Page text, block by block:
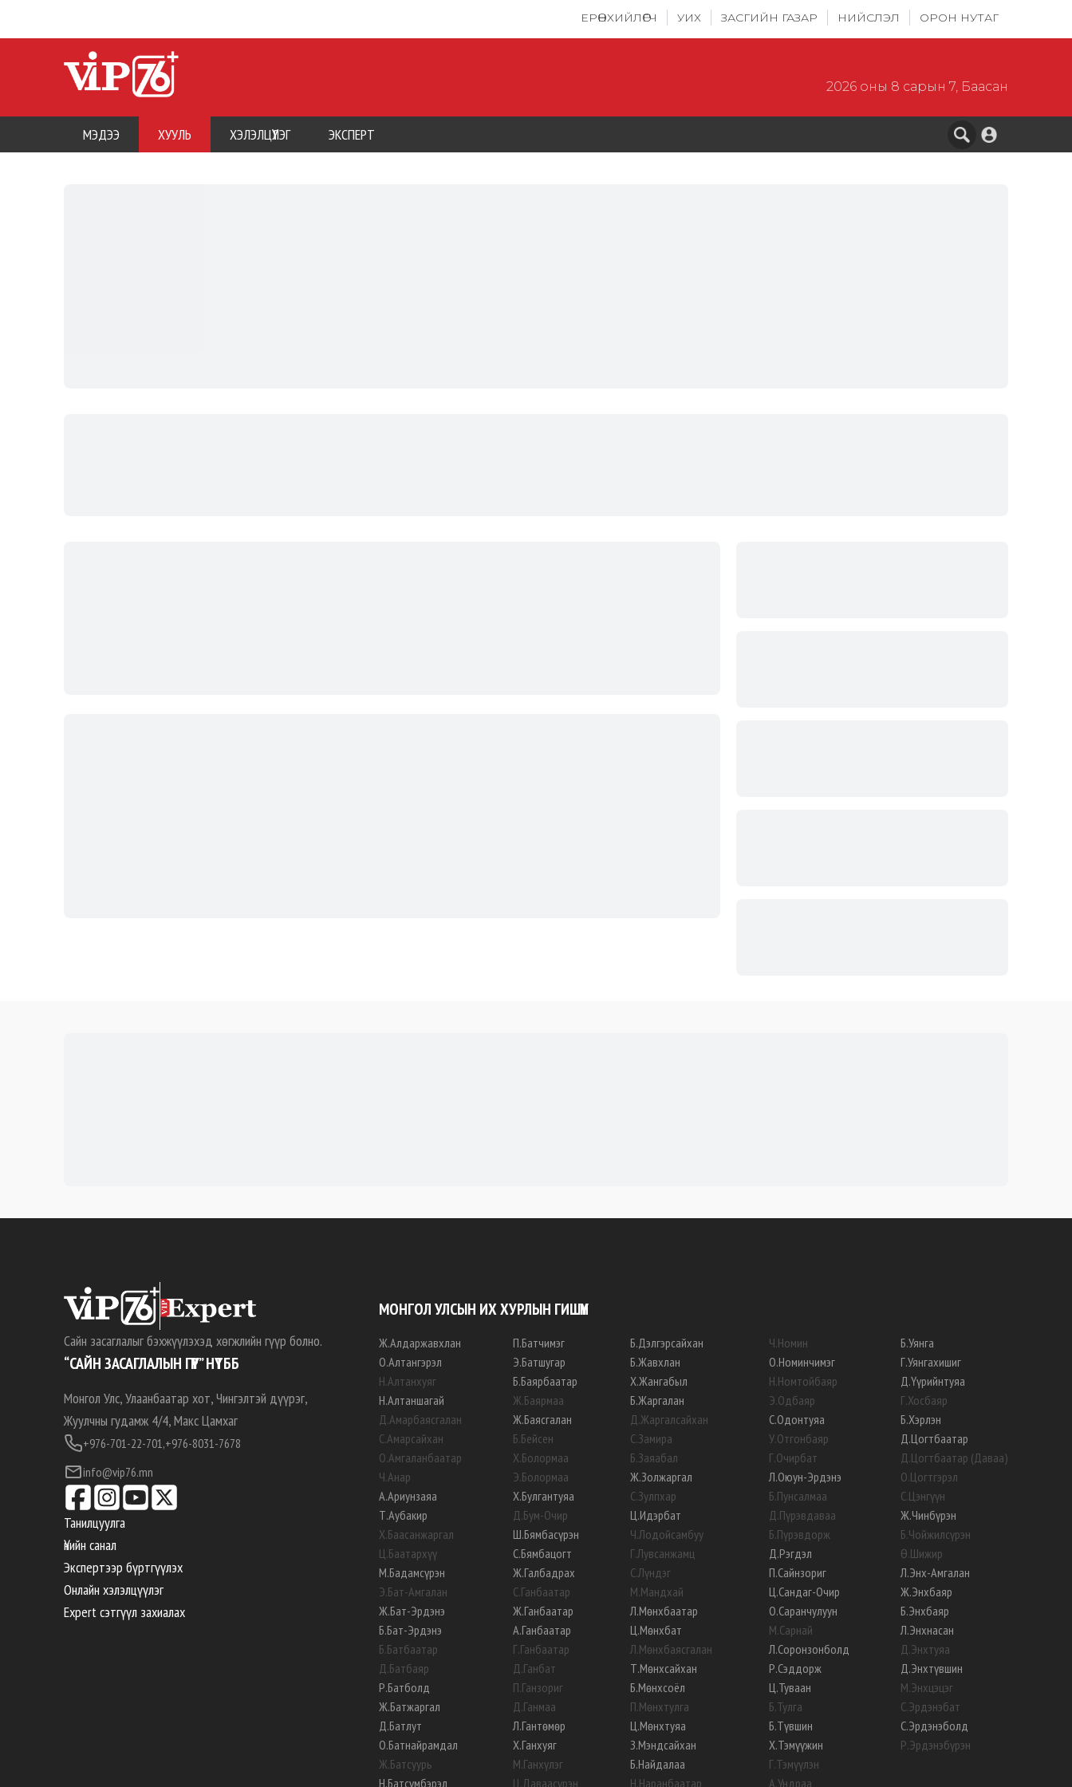
ЕРӨНХИЙЛӨГЧ УИХ ЗАСГИЙН ГАЗАР НИЙСЛЭЛ ОРОН НУТАГ
2026 оны 8 сарын 7, Баасан
МЭДЭЭ ХУУЛЬ ХЭЛЭЛЦҮҮЛЭГ ЭКСПЕРТ
Сайн засаглалыг бэхжүүлэхэд хөгжлийн гүүр болно.
“САЙН ЗАСАГЛАЛЫН ГҮҮР” НҮТББ
Монгол Улс, Улаанбаатар хот, Чингэлтэй дүүрэг,
Жуулчны гудамж 4/4, Макс Цамхаг
+976-701-22-701,+976-8031-7678
info@vip76.mn
Танилцуулга
Үнийн санал
Экспертээр бүртгүүлэх
Онлайн хэлэлцүүлэг
Expert сэтгүүл захиалах
МОНГОЛ УЛСЫН ИХ ХУРЛЫН ГИШҮҮН
Ж.Алдаржавхлан
О.Алтангэрэл
Н.Алтанхуяг
Н.Алтаншагай
Д.Амарбаясгалан
С.Амарсайхан
О.Амгаланбаатар
Ч.Анар
А.Ариунзаяа
Т.Аубакир
Х.Баасанжаргал
Ц.Баатархүү
М.Бадамсүрэн
Э.Бат-Амгалан
Ж.Бат-Эрдэнэ
Б.Бат-Эрдэнэ
Б.Батбаатар
Д.Батбаяр
Р.Батболд
Ж.Батжаргал
Д.Батлут
О.Батнайрамдал
Ж.Батсуурь
Н.Батсүмбэрэл
П.Батчимэг
Э.Батшугар
Б.Баярбаатар
Ж.Баярмаа
Ж.Баясгалан
Б.Бейсен
Х.Болормаа
Э.Болормаа
Х.Булгантуяа
Д.Бум-Очир
Ш.Бямбасүрэн
С.Бямбацогт
Ж.Галбадрах
С.Ганбаатар
Ж.Ганбаатар
А.Ганбаатар
Г.Ганбаатар
Д.Ганбат
П.Ганзориг
Д.Ганмаа
Л.Гантөмөр
Х.Ганхуяг
М.Ганхүлэг
Ц.Даваасүрэн
Б.Дэлгэрсайхан
Б.Жавхлан
Х.Жангабыл
Б.Жаргалан
Д.Жаргалсайхан
С.Замира
Б.Заяабал
Ж.Золжаргал
С.Зулпхар
Ц.Идэрбат
Ч.Лодойсамбуу
Г.Лувсанжамц
С.Лүндэг
М.Мандхай
Л.Мөнхбаатар
Ц.Мөнхбат
Л.Мөнхбаясгалан
Т.Мөнхсайхан
Б.Мөнхсоёл
П.Мөнхтулга
Ц.Мөнхтуяа
З.Мэндсайхан
Б.Найдалаа
Н.Наранбаатар
Ч.Номин
О.Номинчимэг
Н.Номтойбаяр
Э.Одбаяр
С.Одонтуяа
У.Отгонбаяр
Г.Очирбат
Л.Оюун-Эрдэнэ
Б.Пунсалмаа
Д.Пүрэвдаваа
Б.Пүрэвдорж
Д.Рэгдэл
П.Сайнзориг
Ц.Сандаг-Очир
О.Саранчулуун
М.Сарнай
Л.Соронзонболд
Р.Сэддорж
Ц.Туваан
Б.Тулга
Б.Түвшин
Х.Тэмүүжин
Г.Тэмүүлэн
А.Ундраа
Б.Уянга
Г.Уянгахишиг
Д.Үүрийнтуяа
Г.Хосбаяр
Б.Хэрлэн
Д.Цогтбаатар
Д.Цогтбаатар (Даваа)
О.Цогтгэрэл
С.Цэнгүүн
Ж.Чинбүрэн
Б.Чойжилсүрэн
Ө.Шижир
Л.Энх-Амгалан
Ж.Энхбаяр
Б.Энхбаяр
Л.Энхнасан
Д.Энхтуяа
Д.Энхтүвшин
М.Энхцэцэг
С.Эрдэнэбат
С.Эрдэнэболд
Р.Эрдэнэбүрэн